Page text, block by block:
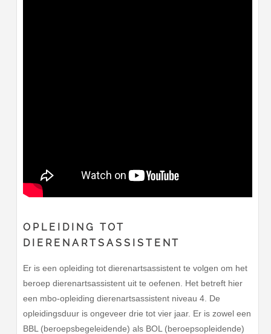
OPLEIDING TOT
DIERENARTSASSISTENT
Er is een opleiding tot dierenartsassistent te volgen om het
beroep dierenartsassistent uit te oefenen. Het betreft hier
een mbo-opleiding dierenartsassistent niveau 4. De
opleidingsduur is ongeveer drie tot vier jaar. Er is zowel een
BBL (beroepsbegeleidende) als BOL (beroepsopleidende)